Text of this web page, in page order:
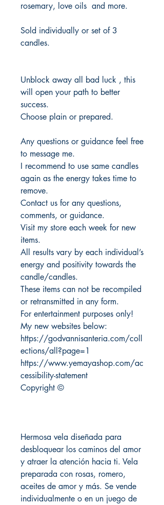
rosemary, love oils and more.
Sold individually or set of 3
candles.
Unblock away all bad luck , this
will open your path to better
success.
Choose plain or prepared.
Any questions or guidance feel free
to message me.
I recommend to use same candles
again as the energy takes time to
remove.
Contact us for any questions,
comments, or guidance.
Visit my store each week for new
items.
All results vary by each individual’s
energy and positivity towards the
candle/candles.
These items can not be recompiled
or retransmitted in any form.
For entertainment purposes only!
My new websites below:
https://godvannisanteria.com/coll
ections/all?page=1
https://www.yemayashop.com/ac
cessibility-statement
Copyright ©
Hermosa vela diseñada para
desbloquear los caminos del amor
y atraer la atención hacia ti. Vela
preparada con rosas, romero,
aceites de amor y más. Se vende
individualmente o en un juego de